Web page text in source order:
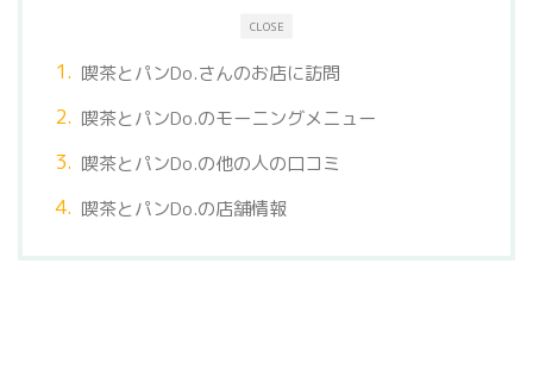
CLOSE
喫茶とパンDo.さんのお店に訪問
喫茶とパンDo.のモーニングメニュー
喫茶とパンDo.の他の人の口コミ
喫茶とパンDo.の店舗情報